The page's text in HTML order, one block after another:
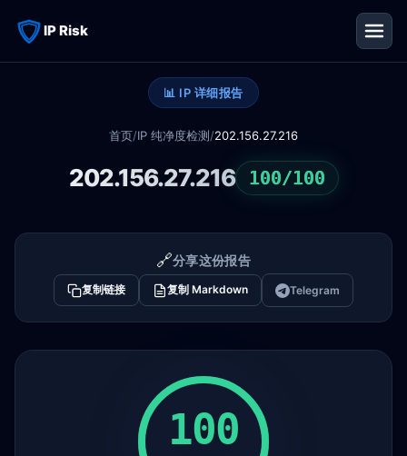
IP Risk
📊 IP 详细报告
首页/IP 纯净度检测/202.156.27.216
202.156.27.216 100/100
🔗分享这份报告
复制链接 复制 Markdown Telegram
100